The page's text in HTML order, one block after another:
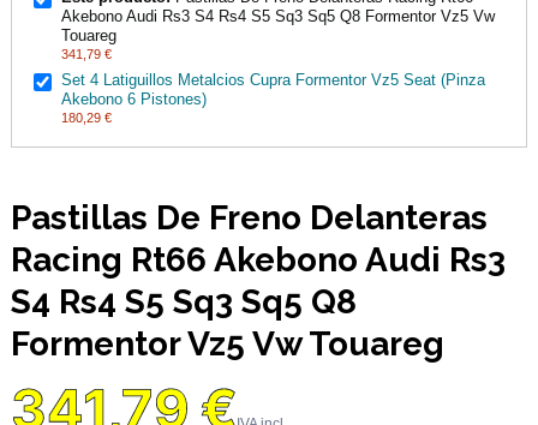
Akebono Audi Rs3 S4 Rs4 S5 Sq3 Sq5 Q8 Formentor Vz5 Vw
Touareg
341,79 €
Set 4 Latiguillos Metalcios Cupra Formentor Vz5 Seat (Pinza
Akebono 6 Pistones)
180,29 €
Pastillas De Freno Delanteras
Racing Rt66 Akebono Audi Rs3
S4 Rs4 S5 Sq3 Sq5 Q8
Formentor Vz5 Vw Touareg
341,79 €